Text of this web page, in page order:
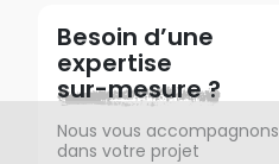
Besoin d’une
expertise
sur-mesure ?
Nous vous accompagnons
dans votre projet